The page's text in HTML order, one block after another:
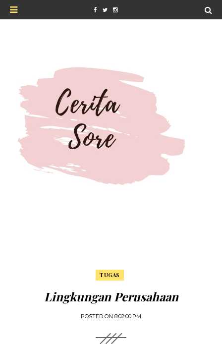
TUGAS
Lingkungan Perusahaan
POSTED ON 8:02:00 PM